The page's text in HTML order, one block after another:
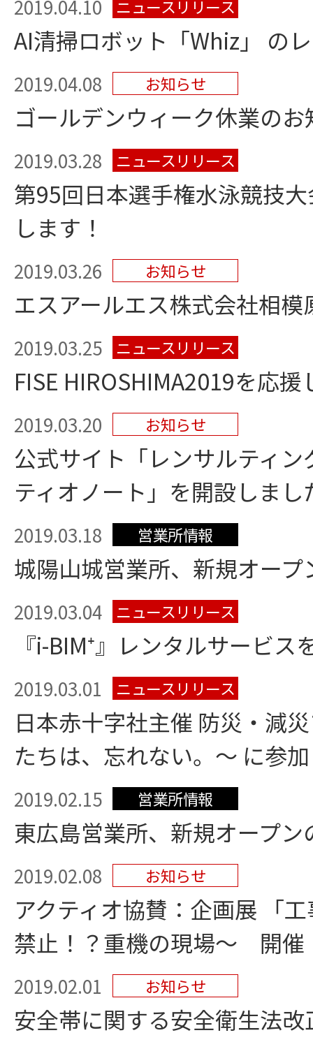
2019.04.10 ニュースリリース
AI清掃ロボット「Whiz」 の
2019.04.08 お知らせ
ゴールデンウィーク休業のお
2019.03.28 ニュースリリース
第95回日本選手権水泳競技
します！
2019.03.26 お知らせ
エスアールエス株式会社相
2019.03.25 ニュースリリース
FISE HIROSHIMA2019を応
2019.03.20 お知らせ
公式サイト「レンサルティ
ティオノート」を開設しまし
2019.03.18 営業所情報
城陽山城営業所、新規オープ
2019.03.04 ニュースリリース
『i-BIM⁺』レンタルサービス
2019.03.01 ニュースリリース
日本赤十字社主催 防災・減
たちは、忘れない。～ に参
2019.02.15 営業所情報
東広島営業所、新規オープン
2019.02.08 お知らせ
アクティオ協賛：企画展 「
禁止！？重機の現場～ 開催
2019.02.01 お知らせ
安全帯に関する安全衛生法改